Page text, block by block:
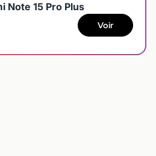
Note 15 Pro Plus
Voir